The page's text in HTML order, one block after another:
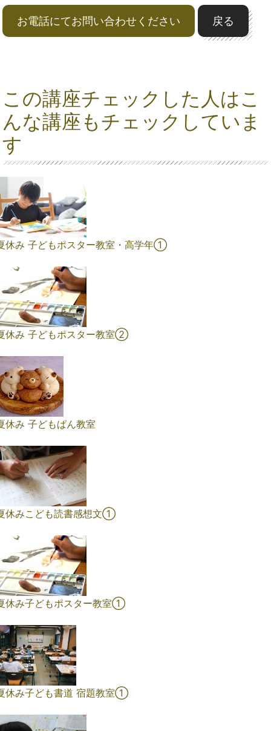
お電話にてお問い合わせください 戻る
この講座チェックした人はこ
んな講座もチェックしていま
す
休み 子どもポスター教室・高学年①
休み 子どもポスター教室②
休み 子どもぱん教室
休みこども読書感想文①
休み子どもポスター教室①
休み子ども書道 宿題教室①